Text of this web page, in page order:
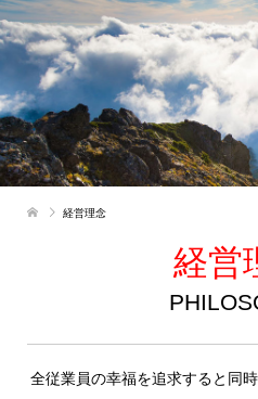
経営理念
経営
全従業員の幸福を追求すると同